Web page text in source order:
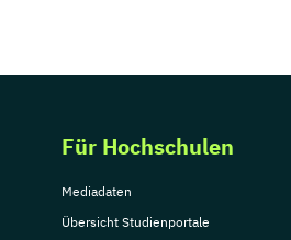
Für Hochschulen
Mediadaten
Übersicht Studienportale